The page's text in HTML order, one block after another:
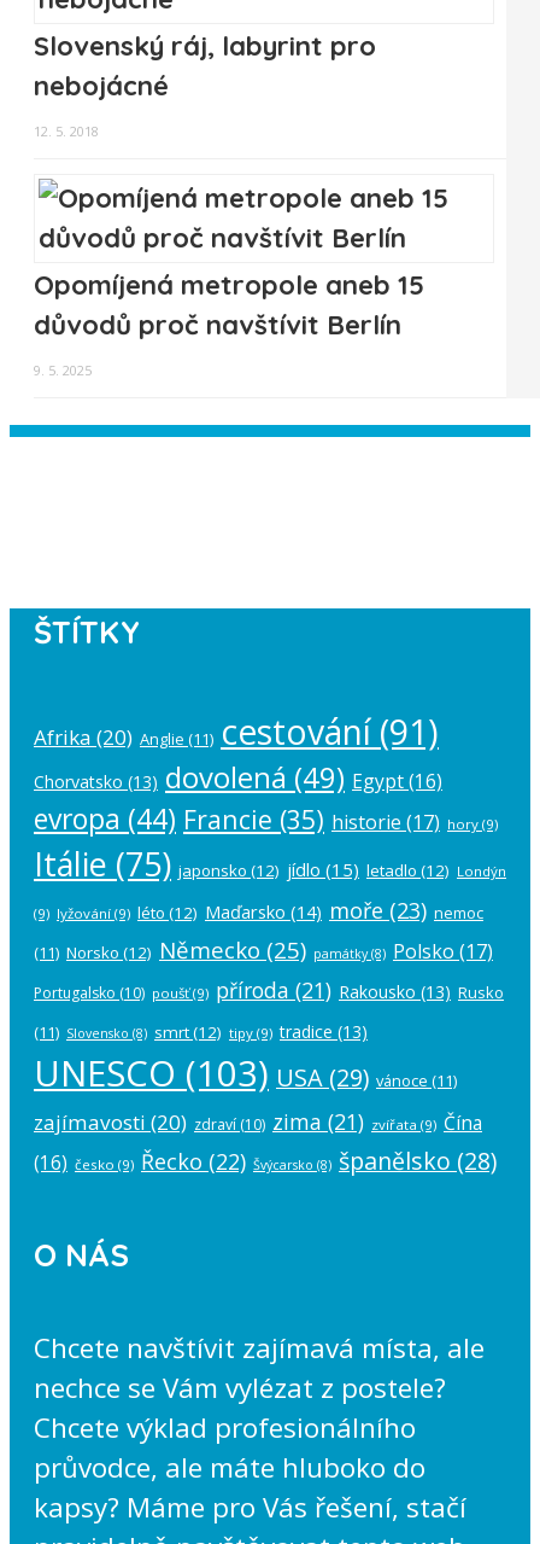
Slovenský ráj, labyrint pro
nebojácné
12. 5. 2018
Opomíjená metropole aneb 15
důvodů proč navštívit Berlín
9. 5. 2025
ŠTÍTKY
Afrika (20) Anglie (11) cestování(91)
Chorvatsko (13) dovolená (49) Egypt(16)
evropa (44) Francie (35) historie (17) hory (9)
Itálie (75) japonsko (12) jídlo (15) letadlo (12) Londýn
(9) lyžování (9) léto (12) Maďarsko (14) moře (23) nemoc
(11) Norsko (12) Německo (25) památky(8) Polsko (17)
Portugalsko (10) poušť(9) příroda (21) Rakousko (13) Rusko
(11) Slovensko (8) smrt(12) tipy (9) tradice (13)
UNESCO (103) USA (29) vánoce (11)
zajímavosti (20) zdraví (10) zima (21) zvířata (9) Čína
(16) česko (9) Řecko (22) Švýcarsko (8) španělsko (28)
O NÁS
Chcete navštívit zajímavá místa, ale
nechce se Vám vylézat z postele?
Chcete výklad profesionálního
průvodce, ale máte hluboko do
kapsy? Máme pro Vás řešení, stačí